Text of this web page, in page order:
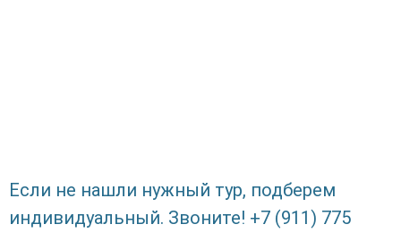
Если не нашли нужный тур, подберем
индивидуальный. Звоните! +7 (911) 775